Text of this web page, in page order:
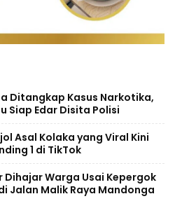
Ditangkap Kasus Narkotika,
Siap Edar Disita Polisi
Asal Kolaka yang Viral Kini
1 di TikTok
Dihajar Warga Usai Kepergok
Jalan Malik Raya Mandonga